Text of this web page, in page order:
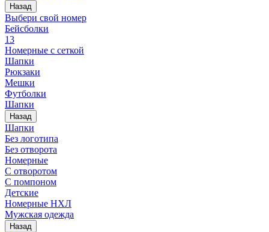
Назад
Выбери свой номер
Бейсболки
13
Номерные с сеткой
Шапки
Рюкзаки
Мешки
Футболки
Шапки
Назад
Шапки
Без логотипа
Без отворота
Номерные
С отворотом
С помпоном
Детские
Номерные НХЛ
Мужская одежда
Назад